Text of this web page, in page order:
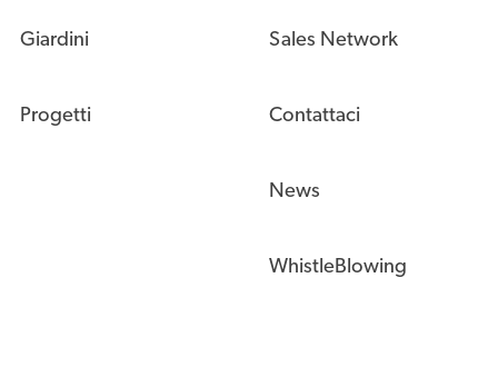
Giardini
Progetti
Sales Network
Contattaci
News
WhistleBlowing